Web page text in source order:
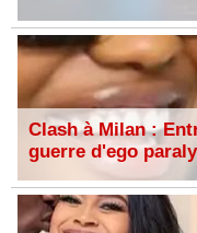
Clash à Milan :
guerre d'ego